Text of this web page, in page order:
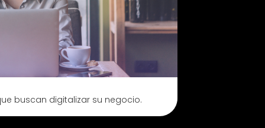
buscan digitalizar su negocio.